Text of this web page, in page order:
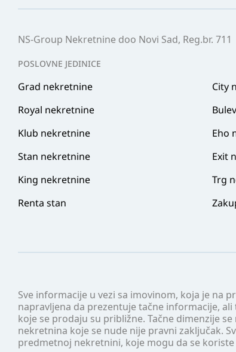
Sve informacije u vezi sa imovinom, koja je na
napravljena da prezentuje tačne informacije,
koje se prodaju su približne. Tačne dimenzije
nekretnina koje se nude nije pravni zaključak.
predmetnoj nekretnini, koje mogu da se koriste
NS-Group Nekretnine doo Novi Sad, Reg.br. 711
POSLOVNE JEDINICE
Grad nekretnine City
Royal nekretnine
Klub nekretnine
Eho
Stan nekretnine
Exit
King nekretnine
Trg
Renta stan